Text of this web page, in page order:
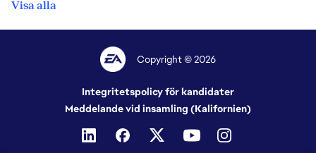
Visa alla
Copyright © 2026
Integritetspolicy för kandidater
Meddelande vid insamling (Kalifornien)